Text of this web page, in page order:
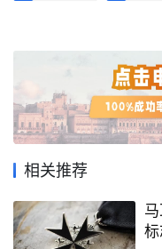
活
马
耳
移
民
相关推荐
标